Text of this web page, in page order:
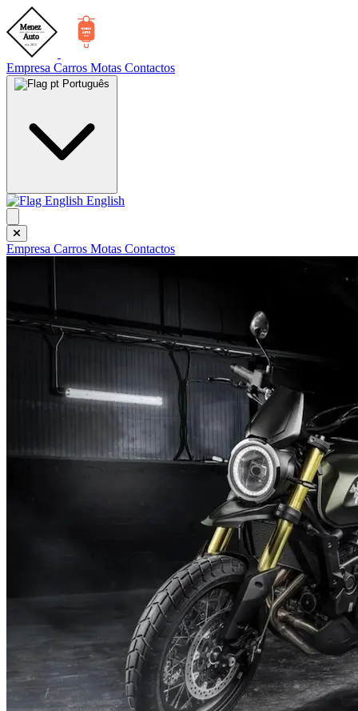
Empresa Carros Motas Contactos
Português
English
Empresa Carros Motas Contactos